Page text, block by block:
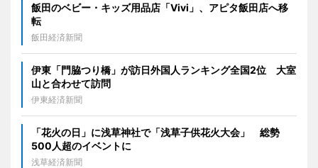
飯田のベビー・キッズ用品店「Vivi」、アピタ飯田店へ移
転
飯田経済新聞
伊東「門脇つり橋」が訪日外国人ランキング全国2位 大室
山と合わせて訪問
伊東経済新聞
「花火の日」に浅草神社で「浅草子供花火大会」 総勢
500人超のイベントに
浅草経済新聞